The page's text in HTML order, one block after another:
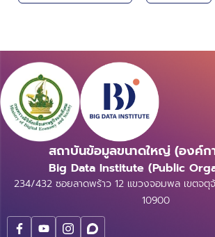
สถาบันข้อมูลขนาดใหญ่ (องค์ก
Big Data Institute (Public
234/432 ซอยลาดพร้าว 12 แขวงจอมพล เขตจตุ
10900